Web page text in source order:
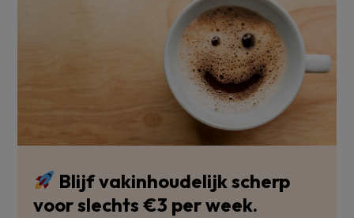
Blijf vakinhoudelijk scherp
voor slechts €3 per week.